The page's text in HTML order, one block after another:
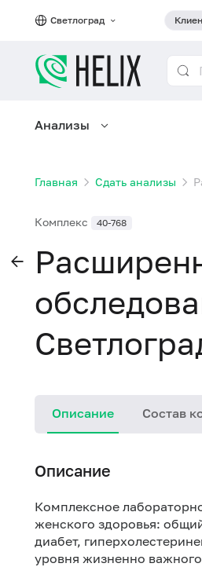
Светлоград
Анализы
Главная Сдать анализы
Комплекс 40-768
Описание Состав
Описание
Комплексное
женского здоровья:
диабет,
уровня жизненно